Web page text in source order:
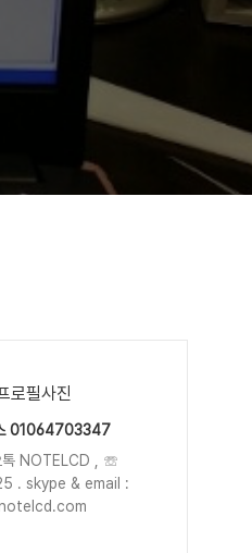
01064703347
톡 NOTELCD , ☏
. skype & email :